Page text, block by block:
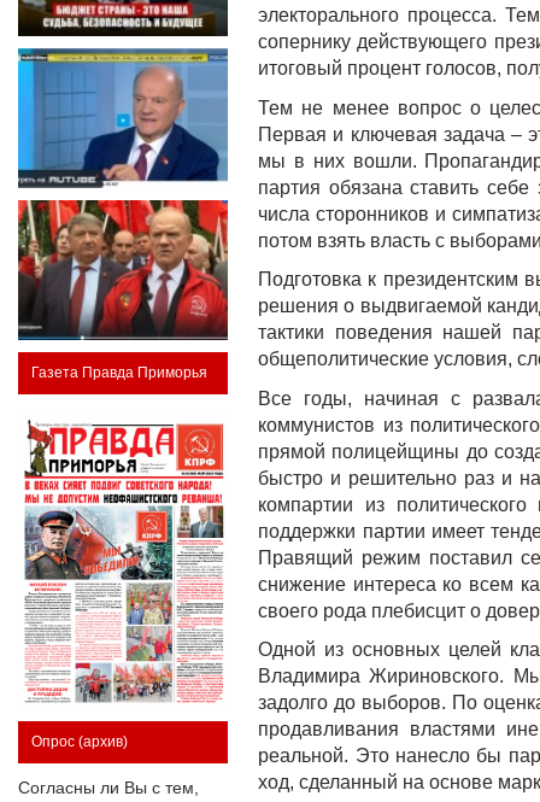
Газета Правда Приморья
Опрос (архив)
Согласны ли Вы с тем,
электорального процесса.
сопернику действующего
итоговый процент голосов,
Тем не менее вопрос о
Первая и ключевая задача –
мы в них вошли.
партия обязана ставить
числа сторонников и
потом взять власть с
Подготовка к президентским
решения о выдвигаемой
тактики поведения нашей
общеполитические условия,
Все годы, начиная с
коммунистов из
прямой полицейщины до
быстро и решительно раз и
компартии из
поддержки партии имеет
Правящий режим поставил
снижение интереса ко всем
своего рода плебисцит о
Одной из основных целей
Владимира Жириновского.
задолго до выборов. По
продавливания властями
реальной. Это нанесло бы
ход, сделанный на основе